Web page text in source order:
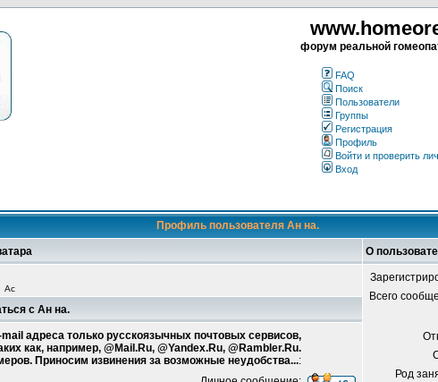
форум реальной
FAQ
Поиск
Пользователи
Группы
Регистрация
Профиль
Войти и проверить
Вход
Профиль пользователя Ан на.
О
Ас
Всего
Род
с Ан на.
адреса только русскоязычных почтовых сервисов,
как, например, @Mail.Ru, @Yandex.Ru, @Rambler.Ru.
Приносим извинения за возможные неудобства...: